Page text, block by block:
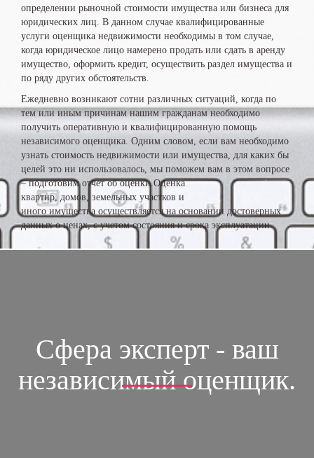
определении рыночной стоимости имущества или бизнеса для
юридических лиц. В данном случае квалифицированные
услуги оценщика недвижимости необходимы в том случае,
когда юридическое лицо намерено продать или сдать в аренду
имущество, оформить кредит, осуществить раздел имущества и
по ряду других обстоятельств.
Ежедневно возникают сотни различных ситуаций, когда по
тем или иным причинам нашим гражданам необходимо
получить оперативную и квалифицированную помощь
независимого оценщика. Одним словом, если вам необходимо
узнать стоимость недвижимости или имущества, для каких бы
целей это ни использовалось, мы поможем вам в этом вопросе
– подготовим отчет об оценки.Оценка
квартир, домов, земельных участков и
иного имущества осуществляется на основании достоверных
данных о ценах, с учетом состояния и срока эксплуатации.
Сфера эксперт - ваш
независимый оценщик.